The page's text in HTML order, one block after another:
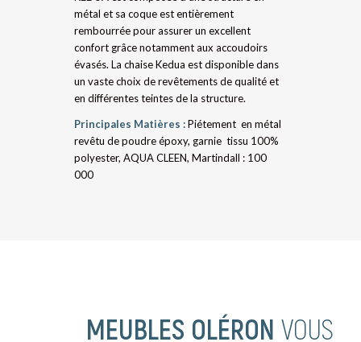
métal et sa coque est entièrement
rembourrée pour assurer un excellent
confort grâce notamment aux accoudoirs
évasés. La chaise Kedua est disponible dans
un vaste choix de revêtements de qualité et
en différentes teintes de la structure.
Principales Matières :Piétement en métal
revêtu de poudre époxy, garnie tissu 100%
polyester, AQUA CLEEN, Martindall : 100
000
MEUBLES OLÉRON VOUS